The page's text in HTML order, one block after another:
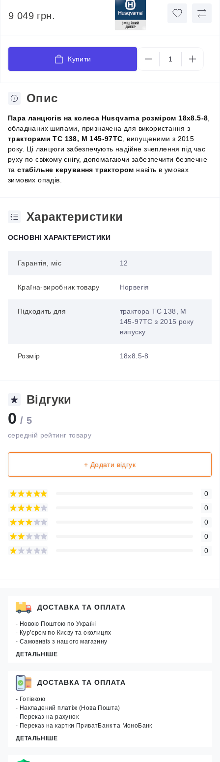
9 049 грн.
Купити
Опис
Пара ланцюгів на колеса Husqvarna розміром 18x8.5-8
обладнаних шипами, призначена для використання з
тракторами ТС 138, M 145-97TC , випущеними з 2015
року. Ці ланцюги забезпечують надійне зчеплення під час
руху по свіжому снігу, допомагаючи забезпечити безпечне
тастабільне керування трактором навіть в умовах
зимових опадів.
Характеристики
ОСНОВНІ ХАРАКТЕРИСТИКИ
Гарантія, міс 12
Країна-виробник товару Норвегія
Підходить для
трактора ТС 138, M
145-97TC з 2015 року
випуску
Розмір 18x8.5-8
Відгуки
0 / 5
середній рейтинг товару
+ Додати відгук
0
0
0
0
0
ДОСТАВКА ТА ОПЛАТА
- Новою Поштою по Україні
- Кур’єром по Києву та околицях
- Самовивіз з нашого магазину
ДЕТАЛЬНІШЕ
ДОСТАВКА ТА ОПЛАТА
- Готівкою
- Накладений платіж (Нова Пошта)
- Переказ на рахунок
- Переказ на картки ПриватБанк та МоноБанк
ДЕТАЛЬНІШЕ